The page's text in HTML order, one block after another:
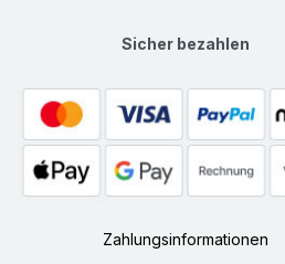
Sicher bezahlen
Zahlungsinformationen